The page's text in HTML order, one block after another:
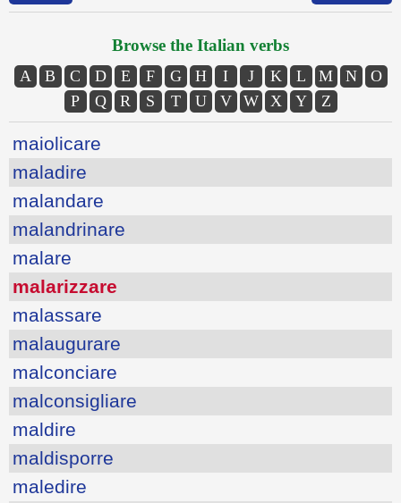
Browse the Italian verbs
A B C D E F G H I J K L M N
O
P
Q R S T U V W X Y Z
maiolicare
maladire
malandare
malandrinare
malare
malarizzare
malassare
malaugurare
malconciare
malconsigliare
maldire
maldisporre
maledire